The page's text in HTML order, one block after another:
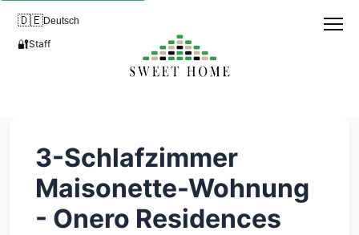
🇩🇪Deutsch
🔐Staff
3-Schlafzimmer
Maisonette-Wohnung
- Onero Residences